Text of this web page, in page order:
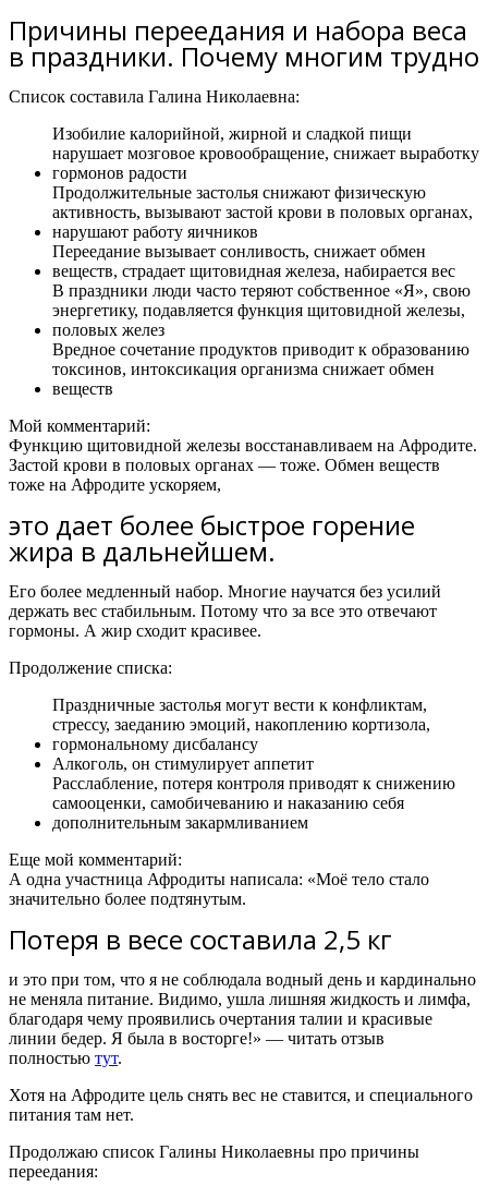
Причины переедания и набора веса
в праздники. Почему многим трудно
Список составила Галина Николаевна:
Изобилие калорийной, жирной и сладкой пищи
нарушает мозговое кровообращение, снижает выработку
гормонов радости
Продолжительные застолья снижают физическую
активность, вызывают застой крови в половых органах,
нарушают работу яичников
Переедание вызывает сонливость, снижает обмен
веществ, страдает щитовидная железа, набирается вес
В праздники люди часто теряют собственное «Я», свою
энергетику, подавляется функция щитовидной железы,
половых желез
Вредное сочетание продуктов приводит к образованию
токсинов, интоксикация организма снижает обмен
веществ
Мой комментарий:
Функцию щитовидной железы восстанавливаем на Афродите.
Застой крови в половых органах — тоже. Обмен веществ
тоже на Афродите ускоряем,
это дает более быстрое горение
жира в дальнейшем.
Его более медленный набор. Многие научатся без усилий
держать вес стабильным. Потому что за все это отвечают
гормоны. А жир сходит красивее.
Продолжение списка:
Праздничные застолья могут вести к конфликтам,
стрессу, заеданию эмоций, накоплению кортизола,
гормональному дисбалансу
Алкоголь, он стимулирует аппетит
Расслабление, потеря контроля приводят к снижению
самооценки, самобичеванию и наказанию себя
дополнительным закармливанием
Еще мой комментарий:
А одна участница Афродиты написала: «Моё тело стало
значительно более подтянутым.
Потеря в весе составила 2,5 кг
и это при том, что я не соблюдала водный день и кардинально
не меняла питание. Видимо, ушла лишняя жидкость и лимфа,
благодаря чему проявились очертания талии и красивые
линии бедер. Я была в восторге!» — читать отзыв
полностью тут.
Хотя на Афродите цель снять вес не ставится, и специального
питания там нет.
Продолжаю список Галины Николаевны про причины
переедания: